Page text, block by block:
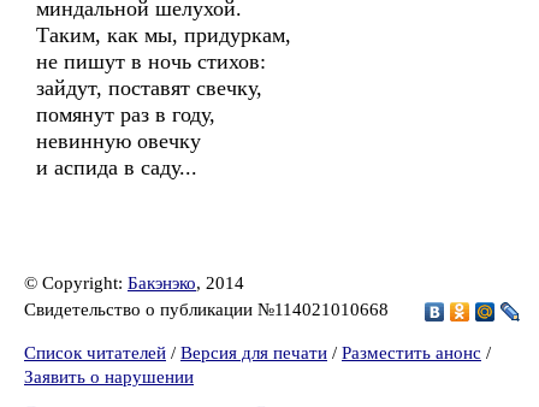
миндальной шелухой.
Таким, как мы, придуркам,
не пишут в ночь стихов:
зайдут, поставят свечку,
помянут раз в году,
невинную овечку
и аспида в саду...
© Copyright: Бакэнэко, 2014
Свидетельство о публикации №114021010668
Список читателей / Версия для печати / Разместить анонс /
Заявить о нарушении